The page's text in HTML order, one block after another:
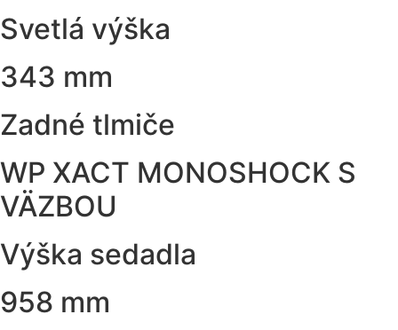
Svetlá výška
343 mm
Zadné tlmiče
WP XACT MONOSHOCK S
VÄZBOU
Výška sedadla
958 mm